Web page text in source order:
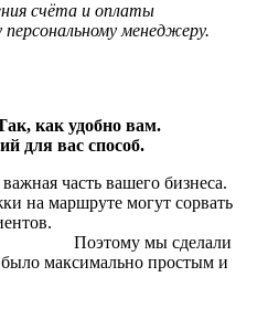
счёта и оплаты
менеджеру.
как удобно вам.
для вас способ.
часть вашего бизнеса.
на маршруте могут сорвать
ваших клиентов.
сделали
было максимально простым и